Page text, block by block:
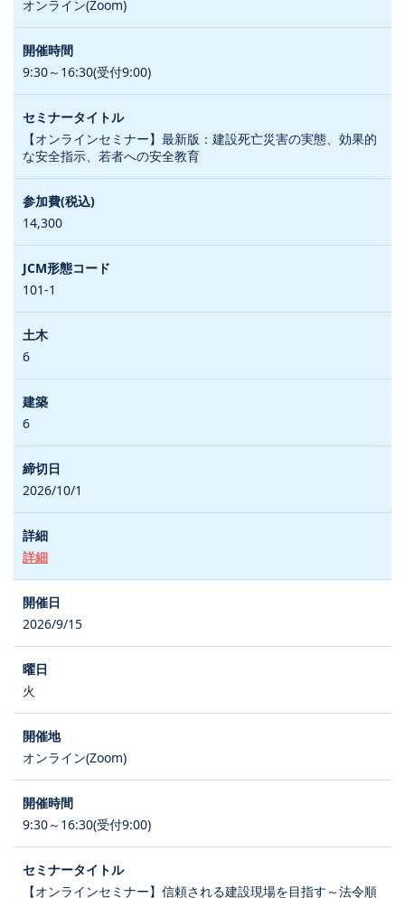
オンライン(Zoom)
9:30～16:30(受付9:00)
【オンラインセミナー】最新版：建設死亡災害の実態、効果的
な安全指示、若者への安全教育
14,300
101-1
6
6
2026/10/1
詳細
2026/9/15
火
オンライン(Zoom)
9:30～16:30(受付9:00)
【オンラインセミナー】信頼される建設現場を目指す～法令順